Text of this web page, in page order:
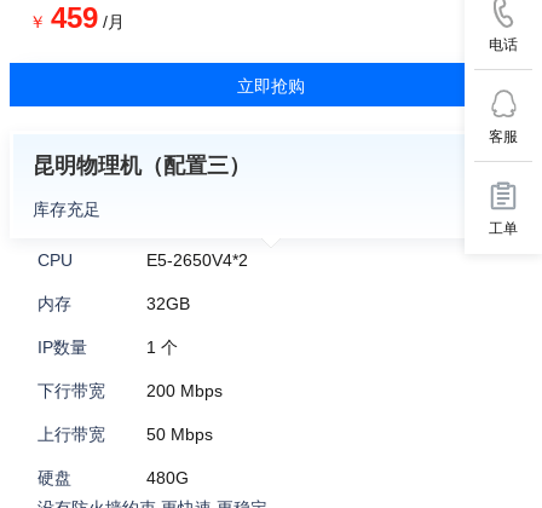
￥ 459 /月
立即抢购
昆明物理机（配置三）
库存充足
CPU E5-2650V4*2
内存 32GB
IP数量 1 个
下行带宽 200 Mbps
上行带宽 50 Mbps
硬盘
480G
电话
客服
工单